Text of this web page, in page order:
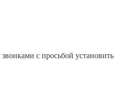
с просьбой установить